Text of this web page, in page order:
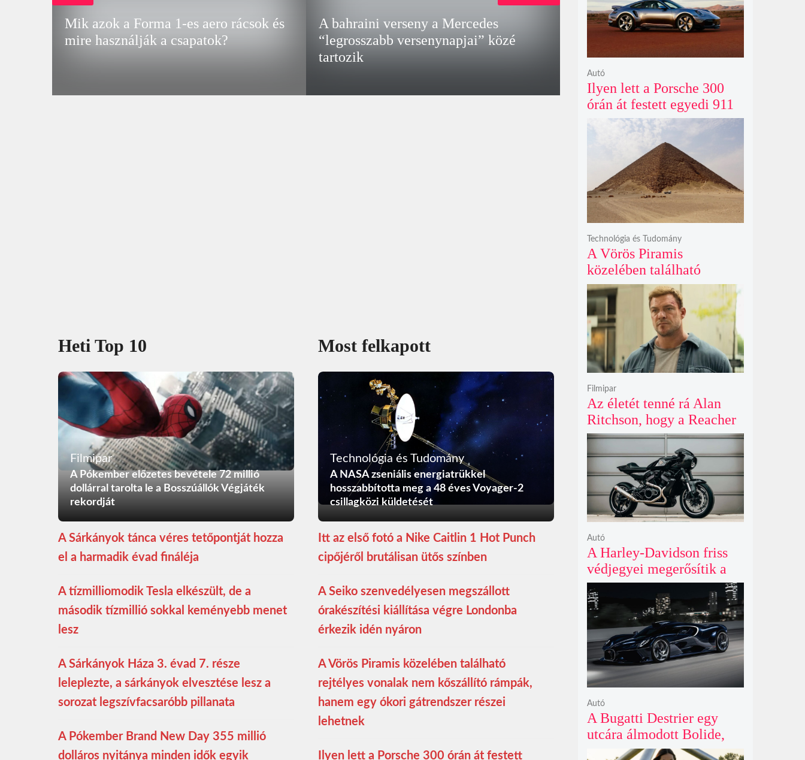
Mik azok a Forma 1-es aero rácsok és
mire használják a csapatok?
A bahraini verseny a Mercedes
“legrosszabb versenynapjai” közé
tartozik
Heti Top 10
Filmipar
A Pókember előzetes bevétele 72 millió
dollárral tarolta le a Bosszúállók Végjáték
rekordját
A Sárkányok tánca véres tetőpontját hozza
el a harmadik évad fináléja
A tízmilliomodik Tesla elkészült, de a
második tízmillió sokkal keményebb menet
lesz
A Sárkányok Háza 3. évad 7. része
leleplezte, a sárkányok elvesztése lesz a
sorozat legszívfacsaróbb pillanata
A Pókember Brand New Day 355 millió
dolláros nyitánya minden idők egyik
Most felkapott
Technológia és Tudomány
A NASA zseniális energiatrükkel
hosszabbította meg a 48 éves Voyager-2
csillagközi küldetését
Itt az első fotó a Nike Caitlin 1 Hot Punch
cipőjéről brutálisan ütős színben
A Seiko szenvedélyesen megszállott
órakészítési kiállítása végre Londonba
érkezik idén nyáron
A Vörös Piramis közelében található
rejtélyes vonalak nem kőszállító rámpák,
hanem egy ókori gátrendszer részei
lehetnek
Ilyen lett a Porsche 300 órán át festett
Ilyen lett a Porsche 300
órán át festett egyedi 911
Turbo S-e, ami ausztrál
naplementéből született
Autó
A Vörös Piramis
közelében található
rejtélyes vonalak nem
kőszállító rámpák, hanem
egy ókori gátrendszer
részei lehetnek
Technológia és Tudomány
Az életét tenné rá Alan
Ritchson, hogy a Reacher
negyedik évada mindent
felülmúl
Filmipar
A Harley-Davidson friss
védjegyei megerősítik a
lenyűgöző café racer és
flat tracker szériagyártását
Autó
A Bugatti Destrier egy
utcára álmodott Bolide,
ami a pályaautók
Autó